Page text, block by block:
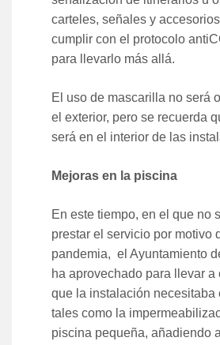
carteles, señales y
cumplir con el protocolo
para llevarlo más allá.
El uso de mascarilla no será
el exterior, pero se recuerda
será en el interior de las
Mejoras en la piscina
En este tiempo, en el que no
prestar el servicio por motivo
pandemia, el Ayuntamiento
ha aprovechado para llevar a
que la instalación necesitaba
tales como la
piscina pequeña, añadiendo